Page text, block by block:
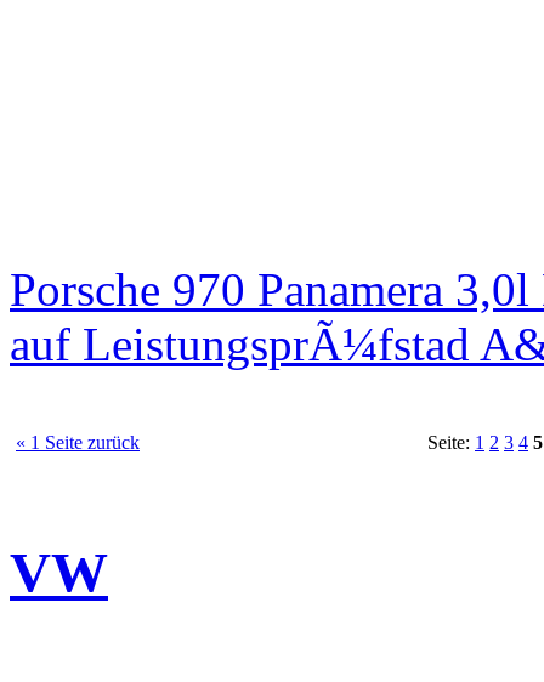
Porsche 970 Panamera
auf LeistungsprÃ¼fstad
« 1 Seite zurück Seite: 1 2 3 4 5
VW